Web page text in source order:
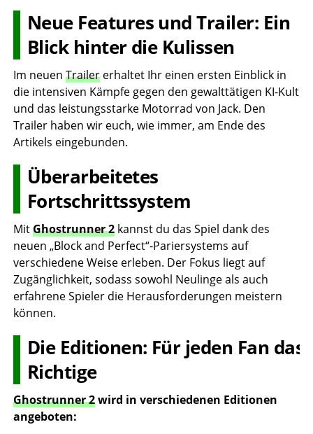
Neue Features und Trailer: Ein
Blick hinter die Kulissen
Im neuen Trailererhaltet Ihr einen ersten Einblick in
die intensiven Kämpfe gegen den gewalttätigen KI-Kult
und das leistungsstarke Motorrad von Jack. Den
Trailer haben wir euch, wie immer, am Ende des
Artikels eingebunden.
Überarbeitetes
Fortschrittssystem
MitGhostrunner 2kannst du das Spiel dank des
neuen „Block and Perfect“-Pariersystems auf
verschiedene Weise erleben. Der Fokus liegt auf
Zugänglichkeit, sodass sowohl Neulinge als auch
erfahrene Spieler die Herausforderungen meistern
können.
Die Editionen: Für jeden Fan das
Richtige
Ghostrunner 2wird in verschiedenen Editionen
angeboten: